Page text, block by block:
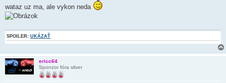
wataz uz ma, ale vykon neda
SPOILER: UKÁZAŤ
ericc64
Sponzor fóra silver